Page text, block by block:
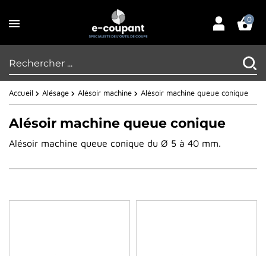
0
Accueil Alésage Alésoir machine Alésoir machine queue conique
Alésoir machine queue conique
Alésoir machine queue conique du Ø 5 à 40 mm.